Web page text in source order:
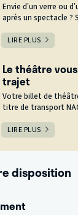
Envie d’un verre ou
après un spectacle ?
LIRE PLUS
Le théâtre
trajet
Votre billet de
titre de transport
LIRE PLUS
disposition